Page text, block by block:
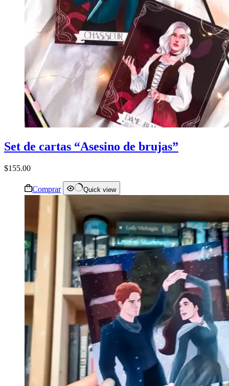
Set de cartas “Asesino de brujas”
$155.00
Comprar Quick view